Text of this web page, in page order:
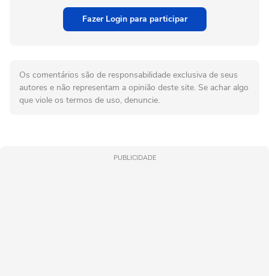
Fazer Login para participar
Os comentários são de responsabilidade exclusiva de seus
autores e não representam a opinião deste site. Se achar algo
que viole os termos de uso, denuncie.
PUBLICIDADE